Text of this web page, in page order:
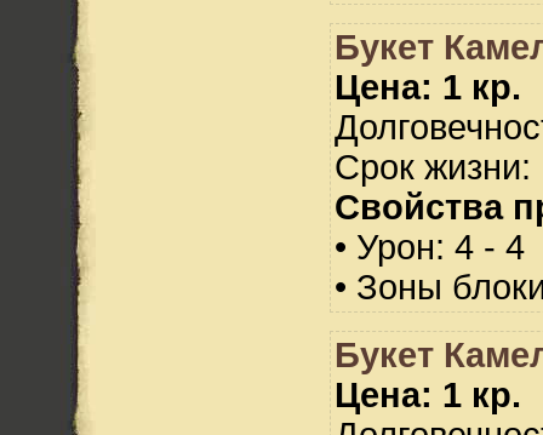
Букет
Цена: 1 кр.
Срок жизни:
Свойства
• Урон: 4 - 4
• Зоны
Букет
Цена: 1 кр.